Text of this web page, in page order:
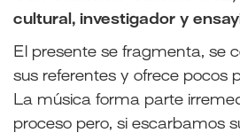
cultural, investigador y
El presente se fragmenta, se
sus referentes y ofrece pocos
La música forma parte
proceso pero, si escarbamos